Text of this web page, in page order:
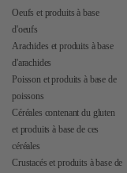
Oeufs et produits à base
d'oeufs
Arachides et produits à base
d'arachides
Poisson et produits à base de
poissons
Céréales contenant du gluten
et produits à base de ces
céréales
Crustacés et produits à base de